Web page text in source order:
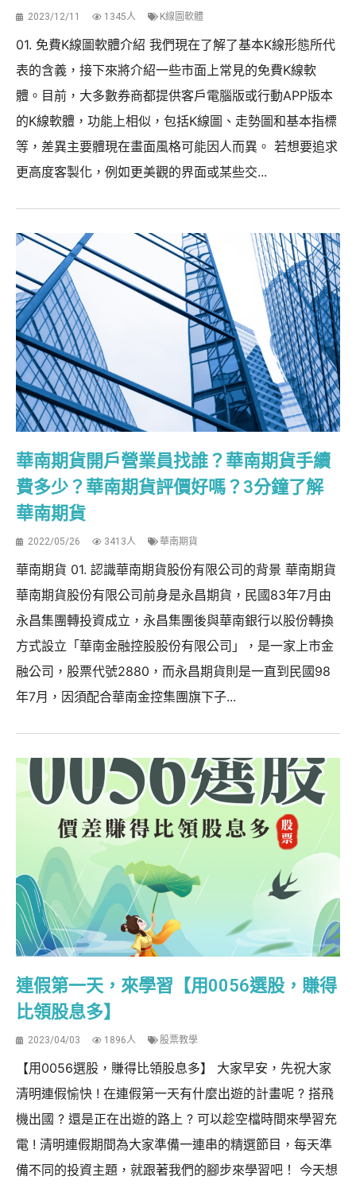
2023/12/11 1345人 K線圖軟體
01. 免費K線圖軟體介紹 我們現在了解了基本K線形態所代
表的含義，接下來將介紹一些市面上常見的免費K線軟
體。目前，大多數券商都提供客戶電腦版或行動APP版本
的K線軟體，功能上相似，包括K線圖、走勢圖和基本指標
等，差異主要體現在畫面風格可能因人而異。 若想要追求
更高度客製化，例如更美觀的界面或某些交...
華南期貨開戶營業員找誰？華南期貨手續
費多少？華南期貨評價好嗎？3分鐘了解
華南期貨
2022/05/26 3413人 華南期貨
華南期貨 01. 認識華南期貨股份有限公司的背景 華南期貨
華南期貨股份有限公司前身是永昌期貨，民國83年7月由
永昌集團轉投資成立，永昌集團後與華南銀行以股份轉換
方式設立「華南金融控股股份有限公司」，是一家上市金
融公司，股票代號2880，而永昌期貨則是一直到民國98
年7月，因須配合華南金控集團旗下子...
連假第一天，來學習【用0056選股，賺得
比領股息多】
2023/04/03 1896人 股票教學
【用0056選股，賺得比領股息多】 大家早安，先祝大家
清明連假愉快 ! 在連假第一天有什麼出遊的計畫呢 ? 搭飛
機出國 ? 還是正在出遊的路上 ? 可以趁空檔時間來學習充
電 ! 清明連假期間為大家準備一連串的精選節目，每天準
備不同的投資主題，就跟著我們的腳步來學習吧！ 今天想